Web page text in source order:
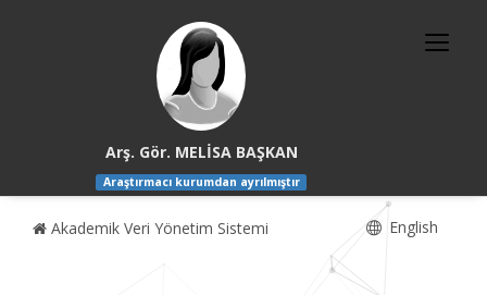
Arş. Gör. MELİSA BAŞKAN
Araştırmacı kurumdan ayrılmıştır
Akademik Veri Yönetim Sistemi English